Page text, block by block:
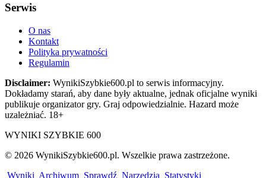
Serwis
O nas
Kontakt
Polityka prywatności
Regulamin
Disclaimer: WynikiSzybkie600.pl to serwis informacyjny.
Dokładamy starań, aby dane były aktualne, jednak oficjalne wyniki
publikuje organizator gry. Graj odpowiedzialnie. Hazard może
uzależniać. 18+
WYNIKI SZYBKIE 600
© 2026 WynikiSzybkie600.pl. Wszelkie prawa zastrzeżone.
Wyniki Archiwum Sprawdź Narzędzia Statystyki